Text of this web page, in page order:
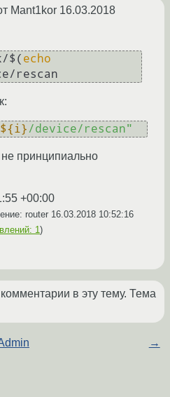
Mant1kor 16.03.2018
$( echo
rescan
${i} /device/rescan"
принципиально
+00:00
router 16.03.2018 10:52:16
1)
в эту тему. Тема
→